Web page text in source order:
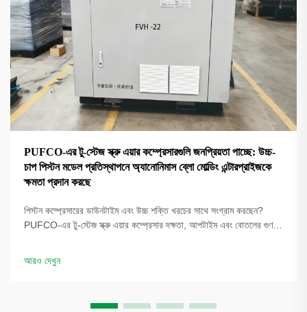
PUFCO-এর টু-স্টেজ স্ক্রু এয়ার কম্প্রেসারগুলি জনপ্রিয়তা পাচ্ছে: উচ্চ-
চাপ পিস্টন মডেল প্রতিস্থাপনে অ্যানোনিমাস ব্লো মোল্ডিং এন্টারপ্রাইজকে
ক্ষমতা প্রদান করছে
পিস্টন কম্প্রেসারের ডাউনটাইম এবং উচ্চ শক্তি খরচের সাথে সংগ্রাম করছেন?
PUFCO-এর টু-স্টেজ স্ক্রু এয়ার কম্প্রেসার দক্ষতা, আপটাইম এবং বোতলের গুণমান
আরও দেখুন